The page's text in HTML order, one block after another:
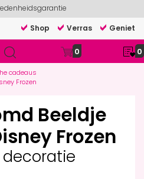
Shop
Verras Geniet
0 0
cadeaus
Frozen
Beeldje
Frozen
decoratie